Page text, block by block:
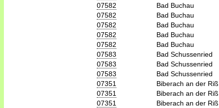
07582
Bad Buchau
07582
Bad Buchau
07582
Bad Buchau
07582
Bad Buchau
07582
Bad Buchau
07583
Bad Schussenried
07583
Bad Schussenried
07583
Bad Schussenried
07351
Biberach an der Riß
07351
Biberach an der Riß
07351
Biberach an der Riß